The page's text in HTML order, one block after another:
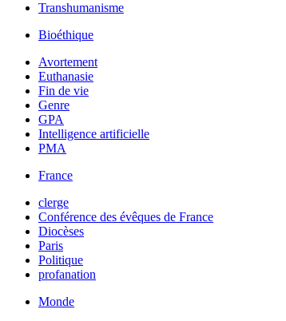
Transhumanisme
Bioéthique
Avortement
Euthanasie
Fin de vie
Genre
GPA
Intelligence artificielle
PMA
France
clerge
Conférence des évêques de France
Diocèses
Paris
Politique
profanation
Monde